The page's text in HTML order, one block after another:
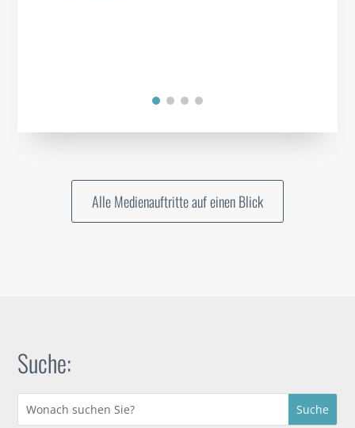
Alle Medienauftritte auf einen Blick
Suche: